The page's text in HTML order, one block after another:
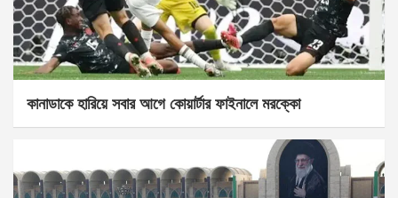
কানাডাকে হারিয়ে সবার আগে কোয়ার্টার ফাইনালে মরক্কো